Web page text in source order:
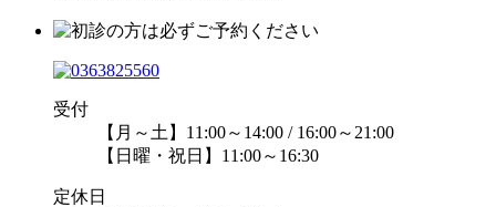
受付
【月～土】11:00～14:00 / 16:00～21:00
【日曜・祝日】11:00～16:30
定休日